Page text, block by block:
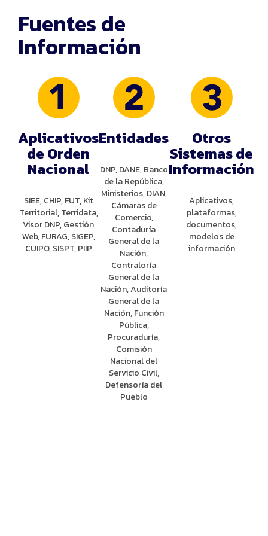
Fuentes de
Información
Aplicativos
de Orden
Nacional
SIEE, CHIP, FUT, Kit
Territorial, Terridata,
Visor DNP, Gestión
Web, FURAG, SIGEP,
CUIPO, SISPT, PIIP
Entidades
DNP, DANE, Banco
de la República,
Ministerios, DIAN,
Cámaras de
Comercio,
Contaduría
General de la
Nación,
Contraloría
General de la
Nación, Auditoría
General de la
Nación, Función
Pública,
Procuraduría,
Comisión
Nacional del
Servicio Civil,
Defensoría del
Pueblo
Otros
Sistemas de
Información
Aplicativos,
plataformas,
documentos,
modelos de
información